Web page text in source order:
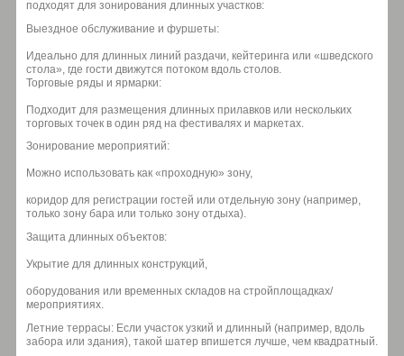
подходят для зонирования длинных участков:
Выездное обслуживание и фуршеты:
Идеально для длинных линий раздачи, кейтеринга или «шведского
стола», где гости движутся потоком вдоль столов.
Торговые ряды и ярмарки:
Подходит для размещения длинных прилавков или нескольких
торговых точек в один ряд на фестивалях и маркетах.
Зонирование мероприятий:
Можно использовать как «проходную» зону,
коридор для регистрации гостей или отдельную зону (например,
только зону бара или только зону отдыха).
Защита длинных объектов:
Укрытие для длинных конструкций,
оборудования или временных складов на стройплощадках/
мероприятиях.
Летние террасы: Если участок узкий и длинный (например, вдоль
забора или здания), такой шатер впишется лучше, чем квадратный.